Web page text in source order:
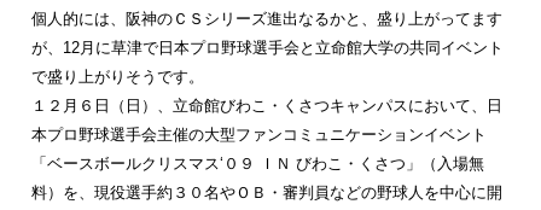
個人的には、阪神のＣＳシリーズ進出なるかと、盛り上がってます
が、12月に草津で日本プロ野球選手会と立命館大学の共同イベント
で盛り上がりそうです。
１２月６日（日）、立命館びわこ・くさつキャンパスにおいて、日
本プロ野球選手会主催の大型ファンコミュニケーションイベント
「ベースボールクリスマス‘０９ ＩＮ びわこ・くさつ」（入場無
料）を、現役選手約３０名やＯＢ・審判員などの野球人を中心に開